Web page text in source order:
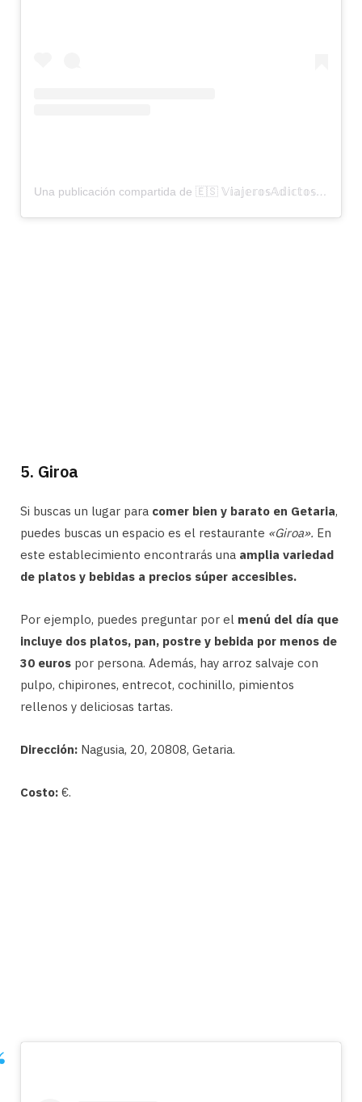
Una publicación compartida de 🇪🇸 𝕍𝕚𝕒𝕛𝕖𝕣𝕠𝕤𝔸𝕕𝕚𝕔𝕥𝕠𝕤🌏 (@viajardreams)
5. Giroa
Si buscas un lugar para comer bien y barato en Getaria,
puedes buscas un espacio es el restaurante «Giroa». En
este establecimiento encontrarás una amplia variedad
de platos y bebidas a precios súper accesibles.
Por ejemplo, puedes preguntar por el menú del día que
incluye dos platos, pan, postre y bebida por menos de
30 euros por persona. Además, hay arroz salvaje con
pulpo, chipirones, entrecot, cochinillo, pimientos
rellenos y deliciosas tartas.
Dirección: Nagusia, 20, 20808, Getaria.
Costo: €.